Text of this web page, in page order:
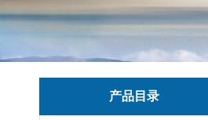
产品目录